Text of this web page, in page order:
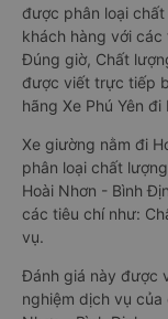
được phân loại
khách hàng với
Đúng giờ, Chất
được viết trực tiếp
hãng Xe Phú Yên
Xe giường nằm đi
phân loại chất
Hoài Nhơn - Bình
các tiêu chí như:
vụ.
Đánh giá này được
nghiệm dịch vụ của